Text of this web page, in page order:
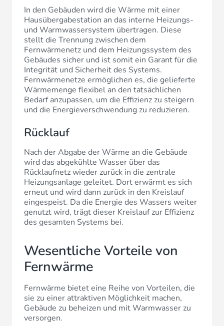
In den Gebäuden wird die Wärme mit einer
Hausübergabestation an das interne Heizungs-
und Warmwassersystem übertragen. Diese
stellt die Trennung zwischen dem
Fernwärmenetz und dem Heizungssystem des
Gebäudes sicher und ist somit ein Garant für die
Integrität und Sicherheit des Systems.
Fernwärmenetze ermöglichen es, die gelieferte
Wärmemenge flexibel an den tatsächlichen
Bedarf anzupassen, um die Effizienz zu steigern
und die Energieverschwendung zu reduzieren.
Rücklauf
Nach der Abgabe der Wärme an die Gebäude
wird das abgekühlte Wasser über das
Rücklaufnetz wieder zurück in die zentrale
Heizungsanlage geleitet. Dort erwärmt es sich
erneut und wird dann zurück in den Kreislauf
eingespeist. Da die Energie des Wassers weiter
genutzt wird, trägt dieser Kreislauf zur Effizienz
des gesamten Systems bei.
Wesentliche Vorteile von
Fernwärme
Fernwärme bietet eine Reihe von Vorteilen, die
sie zu einer attraktiven Möglichkeit machen,
Gebäude zu beheizen und mit Warmwasser zu
versorgen.